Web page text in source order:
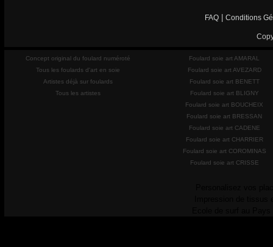
FAQ Conditions
Concept original du foulard numéroté
Tous les foulards d'art en soie
Artistes déjà sur foulards
Tous les artistes
Foulard soie art AMARAL
Foulard soie art AVEZARD
Foulard soie art BENETT
Foulard soie art BLIGNY
Foulard soie art BOUCHEIX
Foulard soie art BRESSAN
Foulard soie art CADENE
Foulard soie art CHARRIER
Foulard soie art COROMINAS
Foulard soie art CRISSE